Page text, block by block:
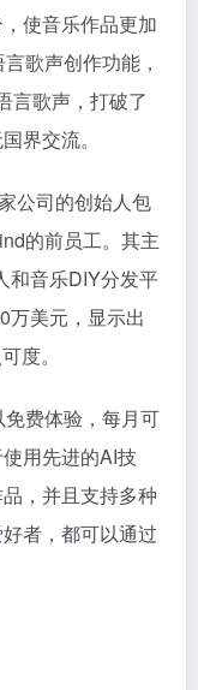
使音乐作品更加
歌声创作功能，
言歌声，打破了
界交流。
公司的创始人包
的前员工。其主
和音乐DIY分发平
万美元，显示出
度。
费体验，每月可
用先进的AI技
，并且支持多种
者，都可以通过